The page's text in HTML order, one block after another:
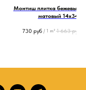
Монтиш плитка бежевый
матовый 14х34
730 руб / 1 m² 1 663 руб